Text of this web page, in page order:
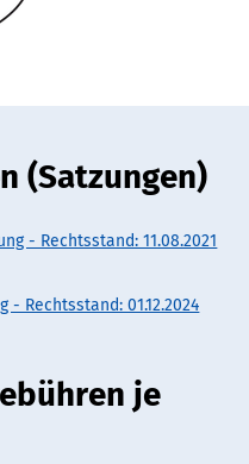
(Satzungen)
- Rechtsstand: 11.08.2021
Rechtsstand: 01.12.2024
je